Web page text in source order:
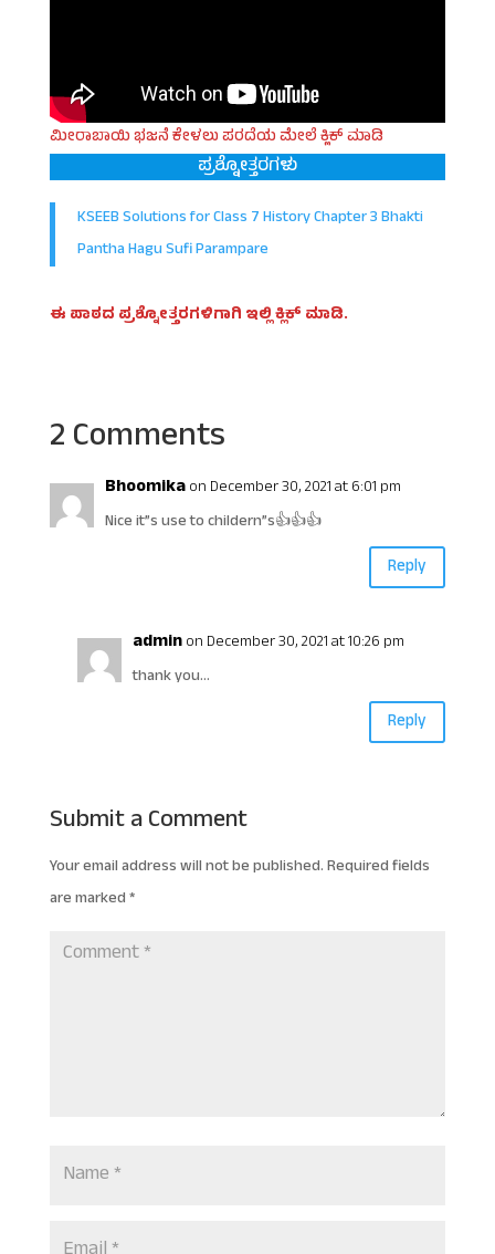
ಮೀರಾಬಾಯಿ ಭಜನೆ ಕೇಳಲು ಪರದೆಯ ಮೇಲೆ ಕ್ಲಿಕ್ ಮಾಡಿ
ಪ್ರಶ್ನೋತ್ತರಗಳು
KSEEB Solutions for Class 7 History Chapter 3 Bhakti
Pantha Hagu Sufi Parampare
ಈ ಪಾಠದ ಪ್ರಶ್ನೋತ್ತರಗಳಿಗಾಗಿ ಇಲ್ಲಿ ಕ್ಲಿಕ್ ಮಾಡಿ.
2 Comments
Bhoomikaon December 30, 2021 at 6:01 pm
Nice it”s use to childern”s👍👍👍
Reply
adminon December 30, 2021 at 10:26 pm
thank you…
Reply
Submit a Comment
Your email address will not be published.Required fields
are marked*